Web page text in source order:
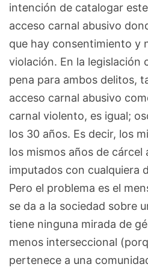
intención de catalogar
acceso carnal abusivo
que hay consentimiento y
violación. En la legislación
pena para ambos delitos,
acceso carnal abusivo
carnal violento, es igual;
los 30 años. Es decir, los
los mismos años de cárcel
imputados con cualquiera
Pero el problema es el
se da a la sociedad sobre
tiene ninguna mirada de
menos interseccional
pertenece a una